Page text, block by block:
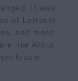
It was
of Letraset
and more
like Aldus
Ipsum.